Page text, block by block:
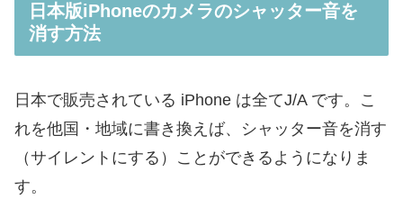
日本版iPhoneのカメラのシャッター音を
消す方法
日本で販売されている iPhone は全てJ/A です。こ
れを他国・地域に書き換えば、シャッター音を消す
（サイレントにする）ことができるようになりま
す。